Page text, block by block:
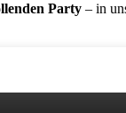
Party – in